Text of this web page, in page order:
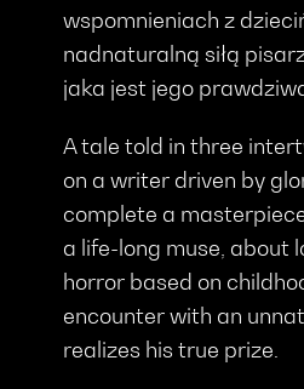
wspomnieniach z
nadnaturalną siłą
jaka jest jego
A tale told in three
on a writer driven by
complete a
a life-long muse, about
horror based on
encounter with an
realizes his true prize.